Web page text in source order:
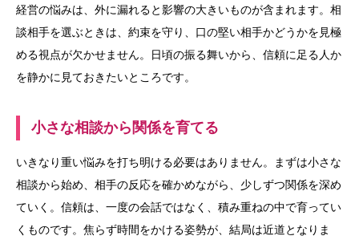
経営の悩みは、外に漏れると影響の大きいものが含まれます。相
談相手を選ぶときは、約束を守り、口の堅い相手かどうかを見極
める視点が欠かせません。日頃の振る舞いから、信頼に足る人か
を静かに見ておきたいところです。
小さな相談から関係を育てる
いきなり重い悩みを打ち明ける必要はありません。まずは小さな
相談から始め、相手の反応を確かめながら、少しずつ関係を深め
ていく。信頼は、一度の会話ではなく、積み重ねの中で育ってい
くものです。焦らず時間をかける姿勢が、結局は近道となりま